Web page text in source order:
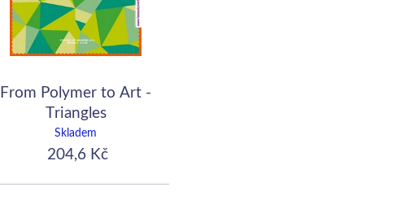
From Polymer to Art -
Triangles
Skladem
204,6 Kč